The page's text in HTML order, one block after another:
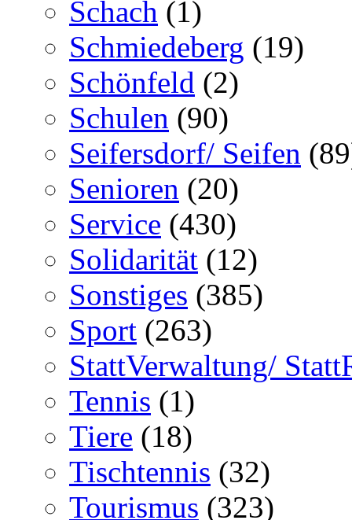
Schach (1)
Schmiedeberg (19)
Schönfeld (2)
Schulen (90)
Seifersdorf/ Seifen
Senioren (20)
Service (430)
Solidarität (12)
Sonstiges (385)
Sport (263)
StattVerwaltung/
Tennis (1)
Tiere (18)
Tischtennis (32)
Tourismus (323)